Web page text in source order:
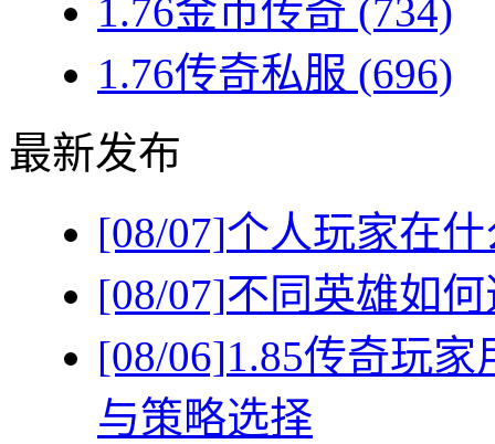
1.76金币传奇 (734)
1.76传奇私服 (696)
最新发布
[08/07]个人玩家在
[08/07]不同英雄如
[08/06]1.85传奇玩
与策略选择